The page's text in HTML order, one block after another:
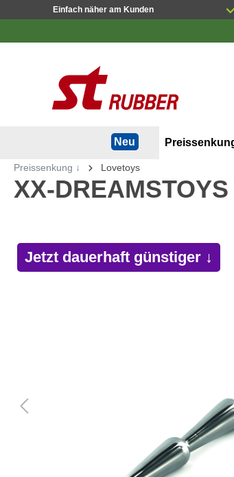
Einfach näher am Kunden
Neu
Preissenkung ↓ Lovetoys
XX-
Jetzt dauerhaft günstiger ↓